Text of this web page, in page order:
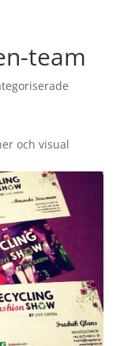
team
och visual